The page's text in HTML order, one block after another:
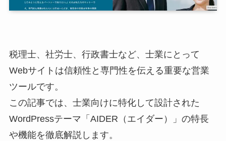
税理士、社労士、行政書士など、士業にとって
Webサイトは信頼性と専門性を伝える重要な営業
ツールです。
この記事では、士業向けに特化して設計された
WordPressテーマ「AIDER（エイダー）」の特長
や機能を徹底解説します。